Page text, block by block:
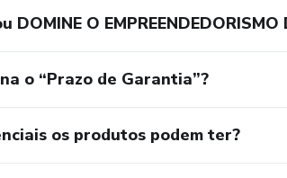
DOMINE O EMPREENDEDORISMO
o “Prazo de Garantia”?
os produtos podem ter?